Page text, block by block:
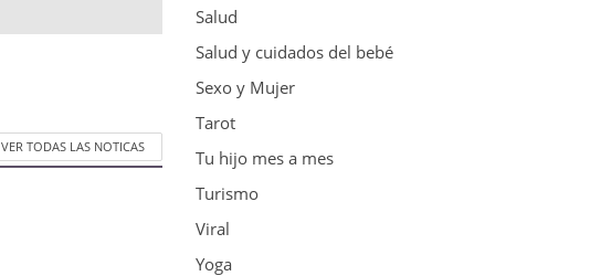
VER TODAS LAS NOTICAS
Salud
Salud y cuidados del bebé
Sexo y Mujer
Tarot
Tu hijo mes a mes
Turismo
Viral
Yoga